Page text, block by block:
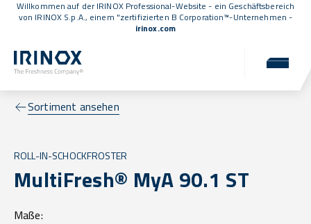
Willkommen auf der IRINOX Professional-Website - ein Geschäftsbereich
von IRINOX S.p.A., einem "zertifizierten B Corporation™-Unternehmen -
irinox.com
Sortiment ansehen
ROLL-IN-SCHOCKFROSTER
MultiFresh® MyA 90.1 ST
Maße: